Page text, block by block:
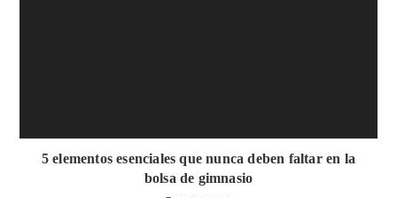
5 elementos esenciales que nunca deben faltar en la
bolsa de gimnasio